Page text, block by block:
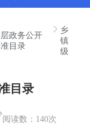
政务公开
目录
乡
镇
级
目录
阅读数： 140次